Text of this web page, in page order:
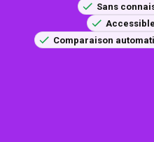
Sans
Comparaison